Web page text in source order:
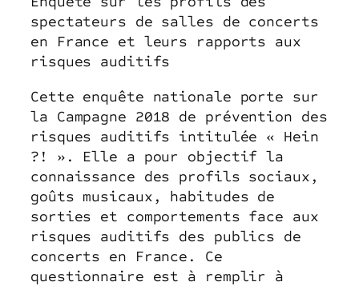
spectateurs de salles de concerts
en France et leurs rapports aux
risques auditifs
Cette enquête nationale porte sur
la Campagne 2018 de prévention des
risques auditifs intitulée « Hein
?! ». Elle a pour objectif la
connaissance des profils sociaux,
goûts musicaux, habitudes de
sorties et comportements face aux
risques auditifs des publics de
concerts en France. Ce
questionnaire est à remplir à